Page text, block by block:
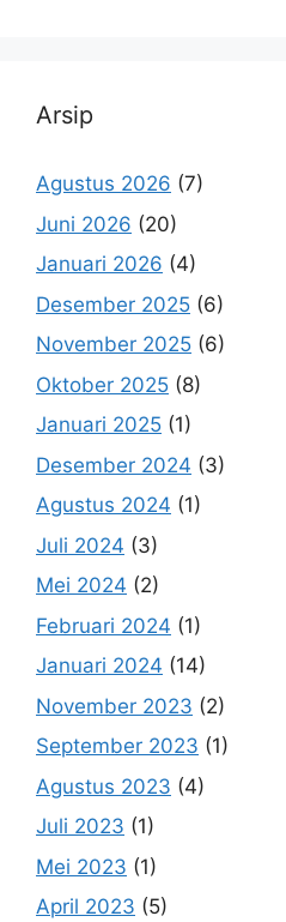
Arsip
Agustus 2026 (7)
Juni 2026 (20)
Januari 2026 (4)
Desember 2025 (6)
November 2025 (6)
Oktober 2025 (8)
Januari 2025 (1)
Desember 2024 (3)
Agustus 2024 (1)
Juli 2024 (3)
Mei 2024 (2)
Februari 2024 (1)
Januari 2024 (14)
November 2023 (2)
September 2023 (1)
Agustus 2023 (4)
Juli 2023 (1)
Mei 2023 (1)
April 2023 (5)